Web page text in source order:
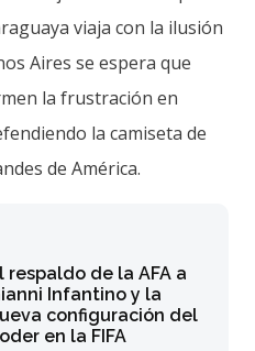
viaja con la ilusión
Aires se espera que
la frustración en
la camiseta de
de América.
respaldo de la AFA a
Infantino y la
configuración del
en la FIFA